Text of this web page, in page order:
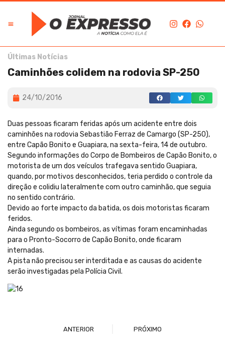
Últimas Notícias
Caminhões colidem na rodovia SP-250
24/10/2016
Duas pessoas ficaram feridas após um acidente entre dois
caminhões na rodovia Sebastião Ferraz de Camargo (SP-250),
entre Capão Bonito e Guapiara, na sexta-feira, 14 de outubro.
Segundo informações do Corpo de Bombeiros de Capão Bonito, o
motorista de um dos veículos trafegava sentido Guapiara,
quando, por motivos desconhecidos, teria perdido o controle da
direção e colidiu lateralmente com outro caminhão, que seguia
no sentido contrário.
Devido ao forte impacto da batida, os dois motoristas ficaram
feridos.
Ainda segundo os bombeiros, as vítimas foram encaminhadas
para o Pronto-Socorro de Capão Bonito, onde ficaram
internadas.
A pista não precisou ser interditada e as causas do acidente
serão investigadas pela Polícia Civil.
ANTERIOR PRÓXIMO